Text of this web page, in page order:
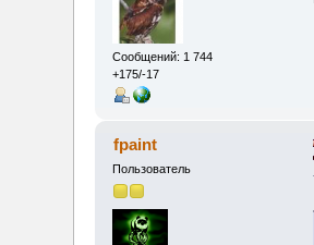
Сообщений: 1 744
+175/-17
fpaint
Пользователь